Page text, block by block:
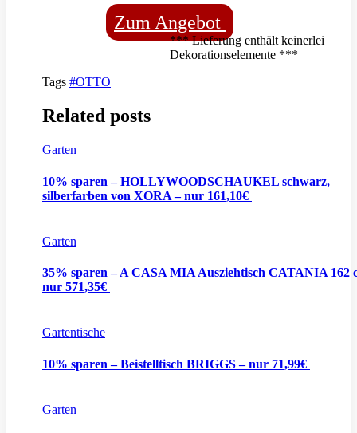
Zum Angebot
*** Lieferung enthält keinerlei
Dekorationselemente ***
Tags #OTTO
Related posts
Garten
10% sparen – HOLLYWOODSCHAUKEL schwarz,
silberfarben von XORA – nur 161,10€
Garten
35% sparen – A CASA MIA Ausziehtisch CATANIA 162
nur 571,35€
Gartentische
10% sparen – Beistelltisch BRIGGS – nur 71,99€
Garten